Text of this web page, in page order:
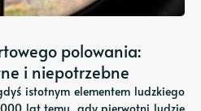
polowania:
i niepotrzebne
istotnym elementem ludzkiego